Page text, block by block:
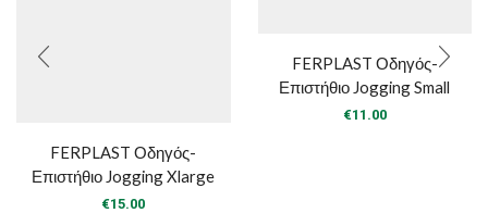
FERPLAST Οδηγός-
Επιστήθιο Jogging Xlarge
€15.00
FERPLAST Οδηγός-
Επιστήθιο Jogging Small
€11.00